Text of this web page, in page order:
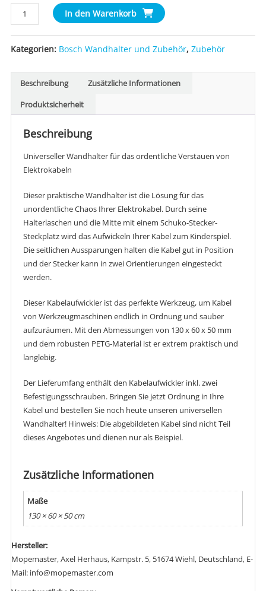
Universeller
Wandhalter
für
saubere
In den Warenkorb
Kategorien: Bosch Wandhalter und Zubehör, Zubehör
Beschreibung
Zusätzliche Informationen
Produktsicherheit
Beschreibung
Universeller Wandhalter für das ordentliche Verstauen von
Elektrokabeln
Dieser praktische Wandhalter ist die Lösung für das
unordentliche Chaos Ihrer Elektrokabel. Durch seine
Halterlaschen und die Mitte mit einem Schuko-Stecker-
Steckplatz wird das Aufwickeln Ihrer Kabel zum Kinderspiel.
Die seitlichen Aussparungen halten die Kabel gut in Position
und der Stecker kann in zwei Orientierungen eingesteckt
werden.
Dieser Kabelaufwickler ist das perfekte Werkzeug, um Kabel
von Werkzeugmaschinen endlich in Ordnung und sauber
aufzuräumen. Mit den Abmessungen von 130 x 60 x 50 mm
und dem robusten PETG-Material ist er extrem praktisch und
langlebig.
Der Lieferumfang enthält den Kabelaufwickler inkl. zwei
Befestigungsschrauben. Bringen Sie jetzt Ordnung in Ihre
Kabel und bestellen Sie noch heute unseren universellen
Wandhalter! Hinweis: Die abgebildeten Kabel sind nicht Teil
dieses Angebotes und dienen nur als Beispiel.
Zusätzliche Informationen
Maße
130 × 60 × 50 cm
Hersteller:
Mopemaster, Axel Herhaus, Kampstr. 5, 51674 Wiehl, Deutschland, E-
Mail: info@mopemaster.com